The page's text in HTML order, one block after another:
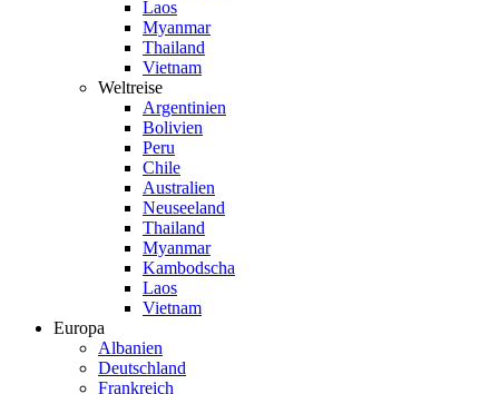
Laos
Myanmar
Thailand
Vietnam
Weltreise
Argentinien
Bolivien
Peru
Chile
Australien
Neuseeland
Thailand
Myanmar
Kambodscha
Laos
Vietnam
Europa
Albanien
Deutschland
Frankreich